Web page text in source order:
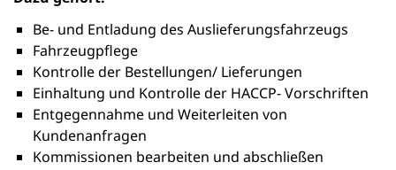
Be- und Entladung des Auslieferungsfahrzeugs
Fahrzeugpflege
Kontrolle der Bestellungen/ Lieferungen
Einhaltung und Kontrolle der HACCP- Vorschriften
Entgegennahme und Weiterleiten von
Kundenanfragen
Kommissionen bearbeiten und abschließen